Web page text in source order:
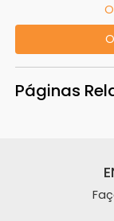
Páginas